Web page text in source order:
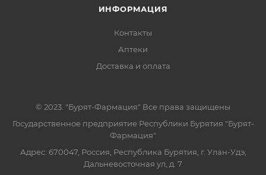
ИНФОРМАЦИЯ
Контакты
Аптеки
Доставка и оплата
© 2023. "Бурят-Фармация" Все права защищены
Государственное предприятие Республики Бурятия "Бурят-
Фармация"
Адрес: 670047, Россия, Республика Бурятия, г. Улан-Удэ,
Дальневосточная ул, д. 7